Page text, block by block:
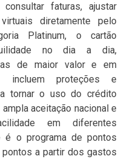
faturas, ajustar
diretamente pelo
Platinum, o cartão
no dia a dia,
de maior valor e em
incluem proteções e
tornar o uso do crédito
aceitação nacional e
em diferentes
é o programa de pontos
pontos a partir dos gastos